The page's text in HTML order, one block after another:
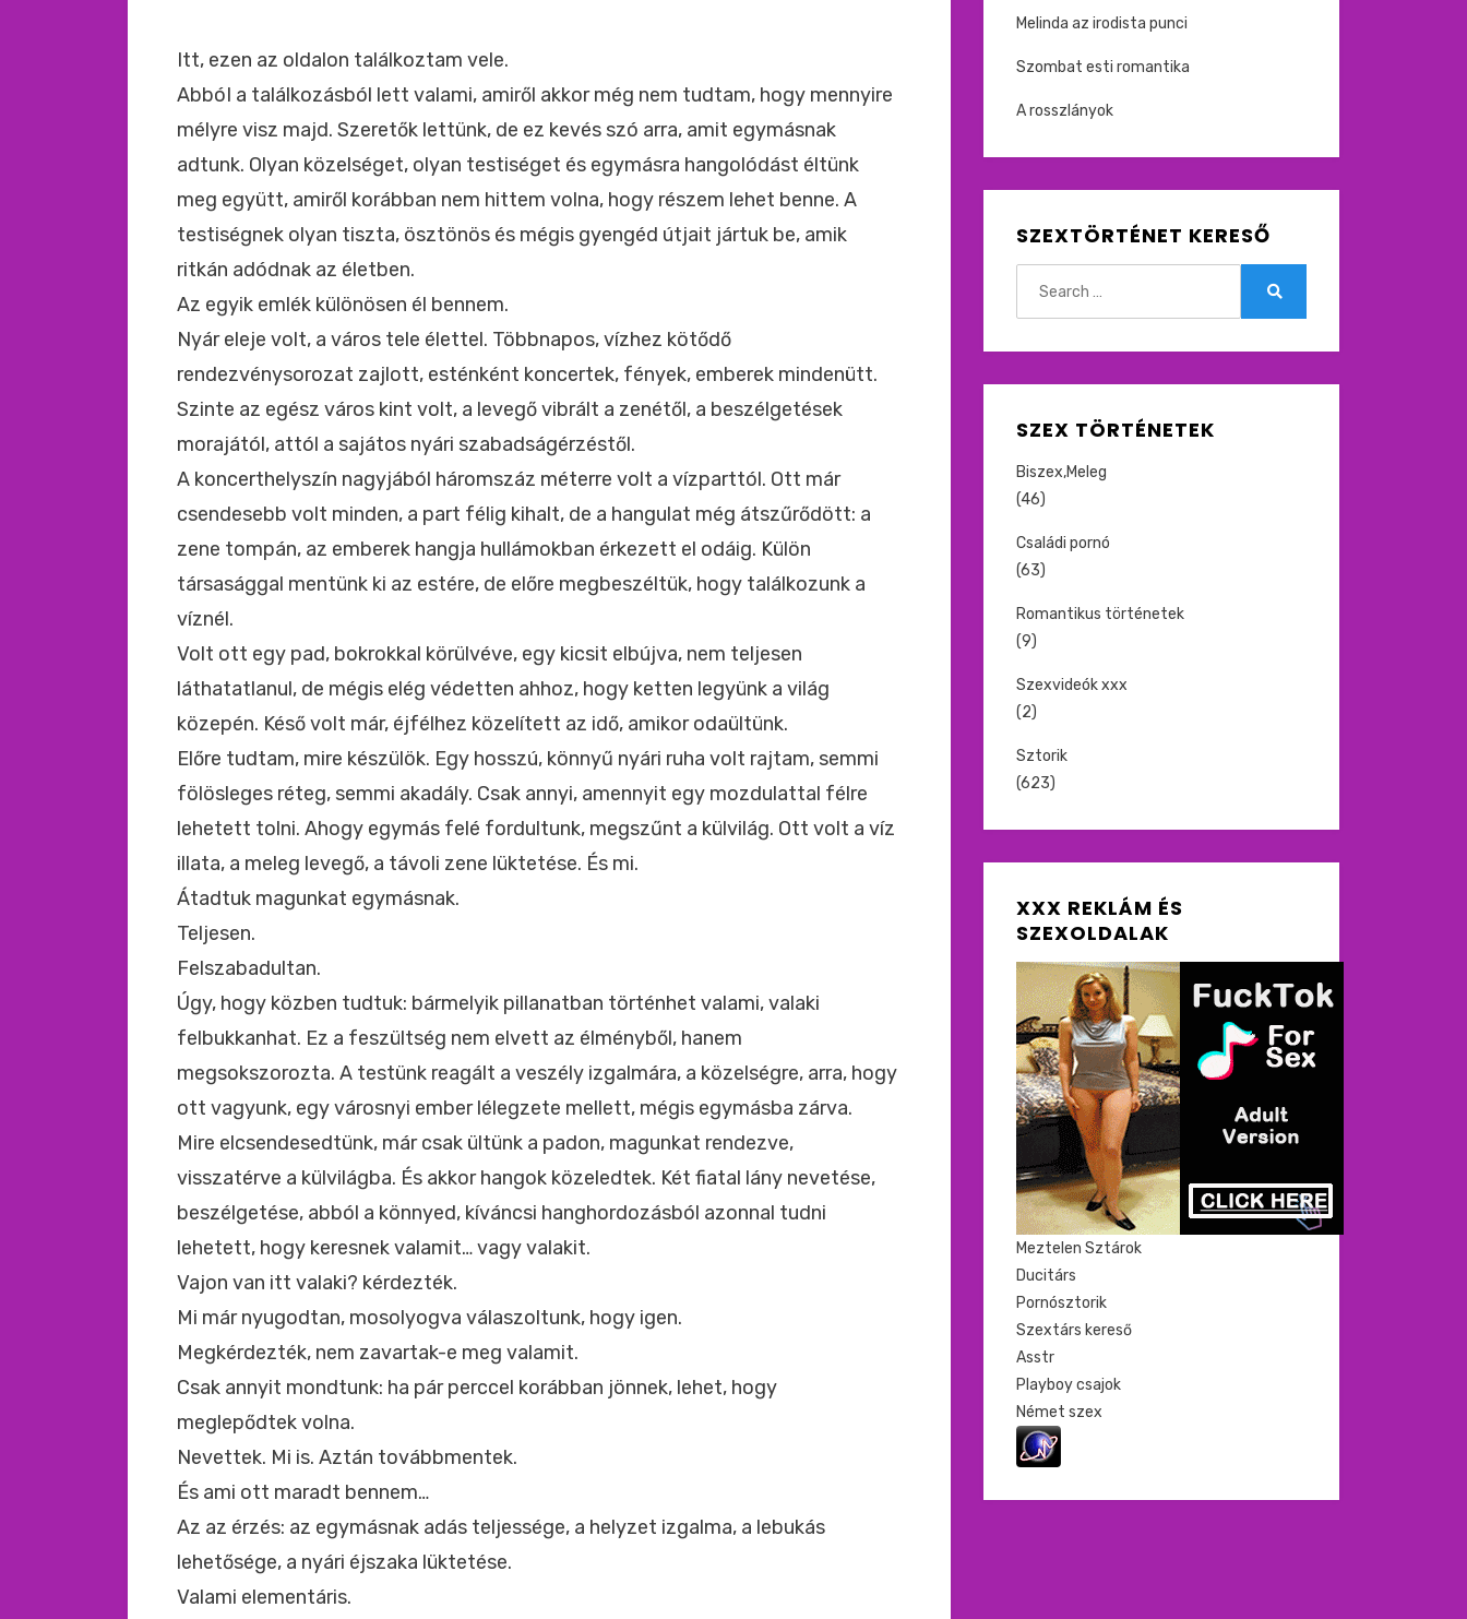
Itt, ezen az oldalon találkoztam vele.
AbbóI a találkozásból lett valami, amiről akkor még nem tudtam, hogy mennyire
mélyre visz majd. Szeretők lettünk, de ez kevés szó arra, amit egymásnak
adtunk. Olyan közelséget, olyan testiséget és egymásra hangolódást éltünk
meg együtt, amiről korábban nem hittem volna, hogy részem lehet benne. A
testiségnek olyan tiszta, ösztönös és mégis gyengéd útjait jártuk be, amik
ritkán adódnak az életben.
Az egyik emlék különösen él bennem.
Nyár eleje volt, a város tele élettel. Többnapos, vízhez kötődő
rendezvénysorozat zajlott, esténként koncertek, fények, emberek mindenütt.
Szinte az egész város kint volt, a levegő vibrált a zenétől, a beszélgetések
morajától, attól a sajátos nyári szabadságérzéstől.
A koncerthelyszín nagyjából háromszáz méterre volt a vízparttól. Ott már
csendesebb volt minden, a part félig kihalt, de a hangulat még átszűrődött: a
zene tompán, az emberek hangja hullámokban érkezett el odáig. Külön
társasággal mentünk ki az estére, de előre megbeszéltük, hogy találkozunk a
víznél.
Volt ott egy pad, bokrokkal körülvéve, egy kicsit elbújva, nem teljesen
láthatatlanul, de mégis elég védetten ahhoz, hogy ketten legyünk a világ
közepén. Késő volt már, éjfélhez közelített az idő, amikor odaültünk.
Előre tudtam, mire készülök. Egy hosszú, könnyű nyári ruha volt rajtam, semmi
fölösleges réteg, semmi akadály. Csak annyi, amennyit egy mozdulattal félre
lehetett tolni. Ahogy egymás felé fordultunk, megszűnt a külvilág. Ott volt a víz
illata, a meleg levegő, a távoli zene lüktetése. És mi.
Átadtuk magunkat egymásnak.
Teljesen.
Felszabadultan.
Úgy, hogy közben tudtuk: bármelyik pillanatban történhet valami, valaki
felbukkanhat. Ez a feszültség nem elvett az élményből, hanem
megsokszorozta. A testünk reagált a veszély izgalmára, a közelségre, arra, hogy
ott vagyunk, egy városnyi ember lélegzete mellett, mégis egymásba zárva.
Mire elcsendesedtünk, már csak ültünk a padon, magunkat rendezve,
visszatérve a külvilágba. És akkor hangok közeledtek. Két fiatal lány nevetése,
beszélgetése, abból a könnyed, kíváncsi hanghordozásból azonnal tudni
lehetett, hogy keresnek valamit… vagy valakit.
Vajon van itt valaki? kérdezték.
Mi már nyugodtan, mosolyogva válaszoltunk, hogy igen.
Megkérdezték, nem zavartak-e meg valamit.
Csak annyit mondtunk: ha pár perccel korábban jönnek, lehet, hogy
meglepődtek volna.
Nevettek. Mi is. Aztán továbbmentek.
És ami ott maradt bennem…
Az az érzés: az egymásnak adás teljessége, a helyzet izgalma, a lebukás
lehetősége, a nyári éjszaka lüktetése.
Valami elementáris.
Melinda az irodista punci
Szombat esti romantika
A rosszlányok
SZEXTÖRTÉNET KERESŐ
SZEX TÖRTÉNETEK
Biszex,Meleg
(46)
Családi pornó
(63)
Romantikus történetek
(9)
Szexvideók xxx
(2)
Sztorik
(623)
XXX REKLÁM ÉS
SZEXOLDALAK
Meztelen Sztárok
Ducitárs
Pornósztorik
Szextárs kereső
Asstr
Playboy csajok
Német szex